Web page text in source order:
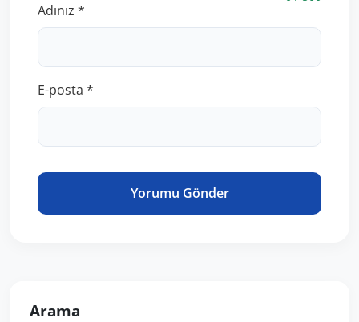
Adınız *
E-posta *
Yorumu Gönder
Arama